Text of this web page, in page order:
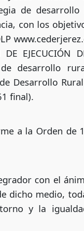
de desarrollo
con los
EJECUCIÓN
desarrollo
Desarrollo
final).
a la Orden de
con el
dicho medio,
y la